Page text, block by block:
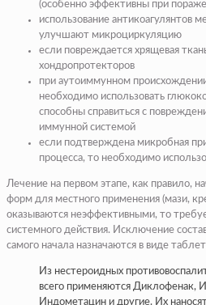
(особенно эффективны при
использование антикоагулянтов
улучшают микроциркуляцию
если повреждается хрящевая
хондропротекторов
при аутоиммунном
необходимо использовать
способны справиться с
иммунной системой
если подтверждена микробная
процесса, то необходимо
Лечение на первом этапе, как правило,
форм для местного применения (мази,
оказываются неэффективными, то
системного действия. Исключение
самого начала назначаются в виде
Из нестероидных
всего применяются Диклофенак,
Индометацин и другие. Их